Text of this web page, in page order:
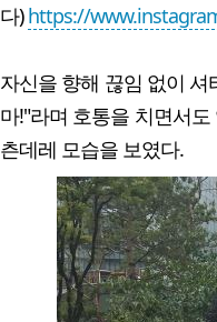
다)https://
자신을 향해 끊임 없이
마!"라며 호통을 치면서
츤데레 모습을 보였다.